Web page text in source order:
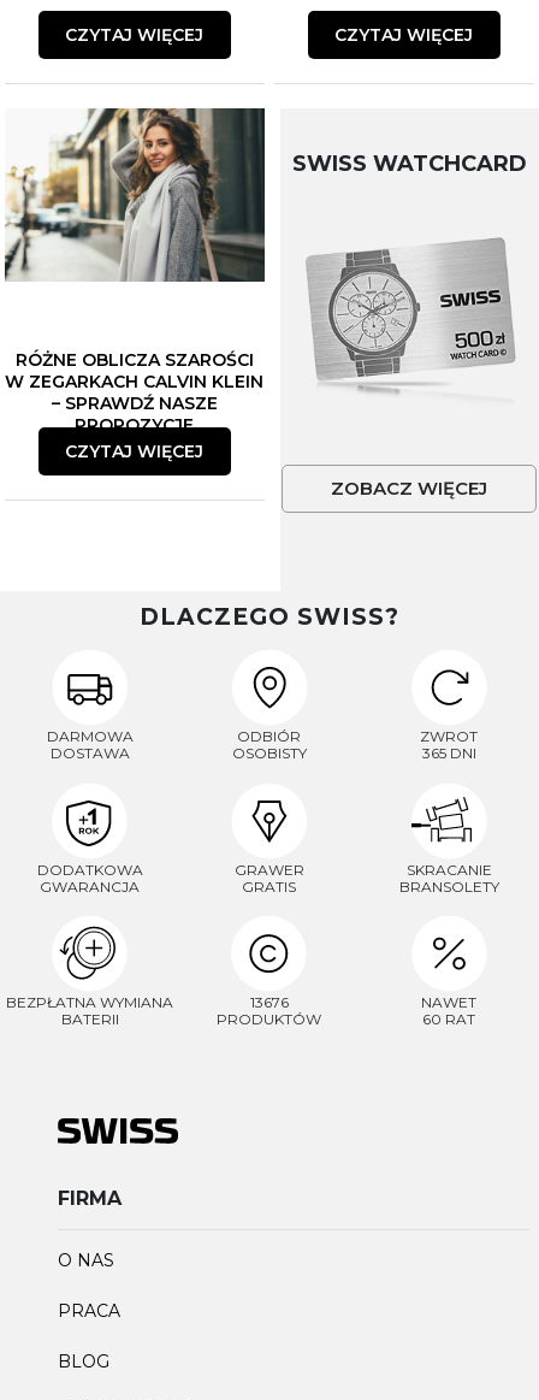
CZYTAJ WIĘCEJ CZYTAJ WIĘCEJ
RÓŻNE OBLICZA SZAROŚCI
W ZEGARKACH CALVIN KLEIN
– SPRAWDŹ NASZE
PROPOZYCJE
CZYTAJ WIĘCEJ
SWISS WATCHCARD
ZOBACZ WIĘCEJ
DLACZEGO SWISS?
DARMOWA
DOSTAWA
ODBIÓR
OSOBISTY
ZWROT
365 DNI
DODATKOWA
GWARANCJA
GRAWER
GRATIS
SKRACANIE
BRANSOLETY
BEZPŁATNA WYMIANA
BATERII
13676
PRODUKTÓW
NAWET
60 RAT
FIRMA
O NAS
PRACA
BLOG